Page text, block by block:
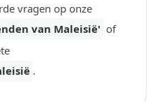
vragen op onze
van Maleisië' of
.